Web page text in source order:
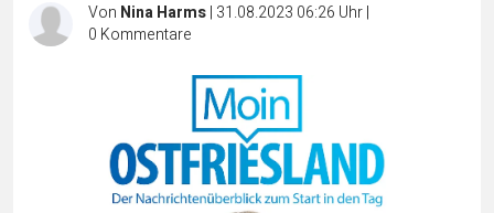
Von Nina Harms| 31.08.2023 06:26 Uhr|
0 Kommentare